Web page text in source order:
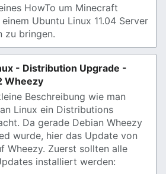
HowTo um Minecraft
Ubuntu Linux 11.04 Server
zu bringen.
- Distribution Upgrade -
Wheezy
Beschreibung wie man
Linux ein Distributions
Da gerade Debian Wheezy
wurde, hier das Update von
Wheezy. Zuerst sollten alle
installiert werden: